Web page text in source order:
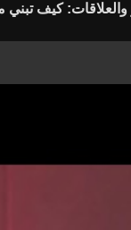
والعلاقات: كيف